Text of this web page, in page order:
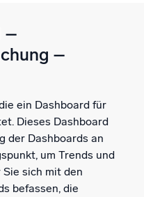
–
–
ein Dashboard für
Dieses Dashboard
der Dashboards an
um Trends und
sich mit den
befassen, die